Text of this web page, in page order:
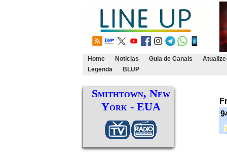
Home Noticias Guia de Canais
Legenda
BLUP
Smithtown, New
York - EUA